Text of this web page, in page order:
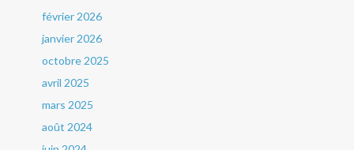
février 2026
janvier 2026
octobre 2025
avril 2025
mars 2025
août 2024